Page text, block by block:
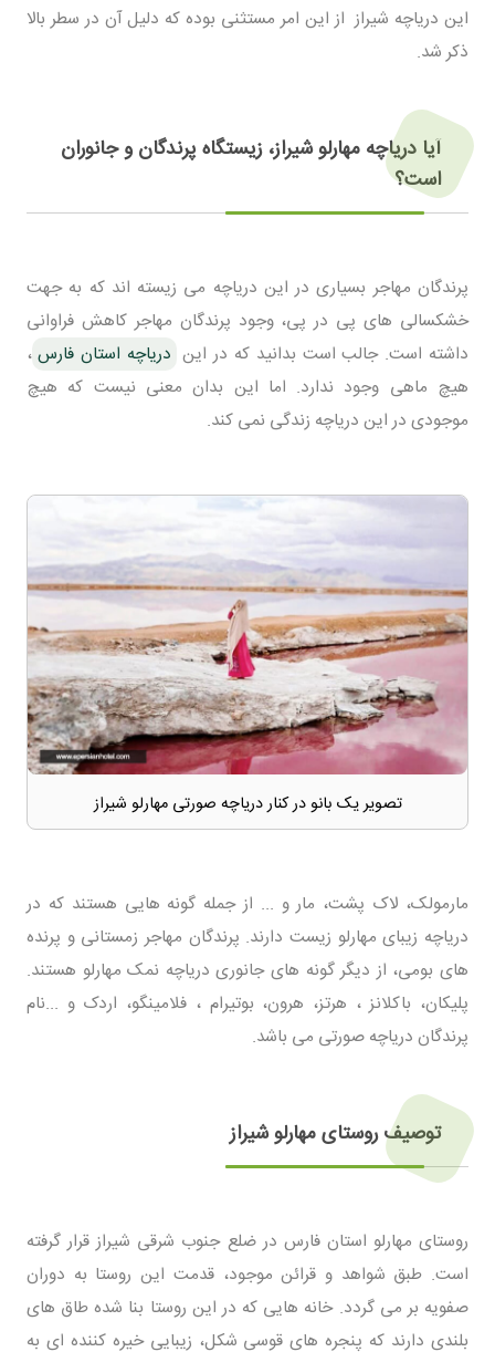
این دریاچه شیراز از این امر مستثنی بوده که دلیل آن در سطر بالا
ذکر شد.
آیا دریاچه مهارلو شیراز، زیستگاه پرندگان و جانوران
است؟
پرندگان مهاجر بسیاری در این دریاچه می زیسته اند که به جهت
خشکسالی های پی در پی، وجود پرندگان مهاجر کاهش فراوانی
داشته است. جالب است بدانید که در این دریاچه استان فارس،
هیچ ماهی وجود ندارد. اما این بدان معنی نیست که هیچ
موجودی در این دریاچه زندگی نمی کند.
تصویر یک بانو در کنار دریاچه صورتی مهارلو شیراز
مارمولک، لاک پشت، مار و ... از جمله گونه هایی هستند که در
دریاچه زیبای مهارلو زیست دارند. پرندگان مهاجر زمستانی و پرنده
های بومی، از دیگر گونه های جانوری دریاچه نمک مهارلو هستند.
پلیکان، باکلانز ، هرتز، هرون، بوتیرام ، فلامینگو، اردک و ...نام
پرندگان دریاچه صورتی می باشد.
توصیف روستای مهارلو شیراز
روستای مهارلو استان فارس در ضلع جنوب شرقی شیراز قرار گرفته
است. طبق شواهد و قرائن موجود، قدمت این روستا به دوران
صفویه بر می گردد. خانه هایی که در این روستا بنا شده طاق های
بلندی دارند که پنجره های قوسی شکل، زیبایی خیره کننده ای به